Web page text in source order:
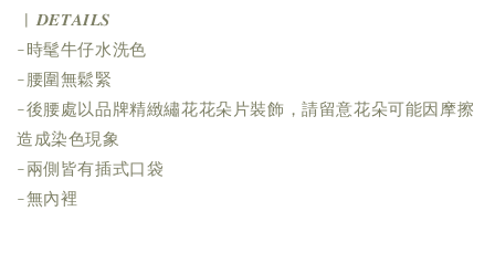
| 𝑫𝑬𝑻𝑨𝑰𝑳𝑺
-時髦牛仔水洗色
-腰圍無鬆緊
-後腰處以品牌精緻繡花花朵片裝飾，請留意花朵可能因摩擦
造成染色現象
-兩側皆有插式口袋
-無內裡